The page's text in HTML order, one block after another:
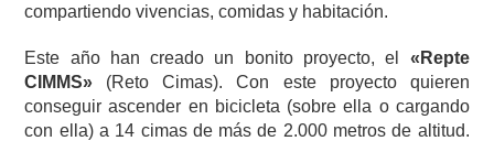
compartiendo vivencias, comidas y habitación.
Este año han creado un bonito proyecto, el «Repte
CIMMS» (Reto Cimas). Con este proyecto quieren
conseguir ascender en bicicleta (sobre ella o cargando
con ella) a 14 cimas de más de 2.000 metros de altitud.